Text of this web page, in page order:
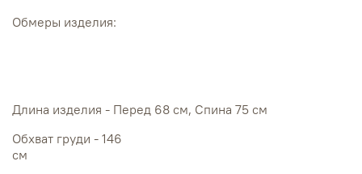
Обмеры изделия:
Длина изделия - Перед 68 см, Спина 75 см
Обхват груди - 146
см